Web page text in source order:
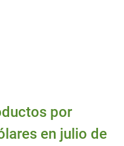
por
en julio de